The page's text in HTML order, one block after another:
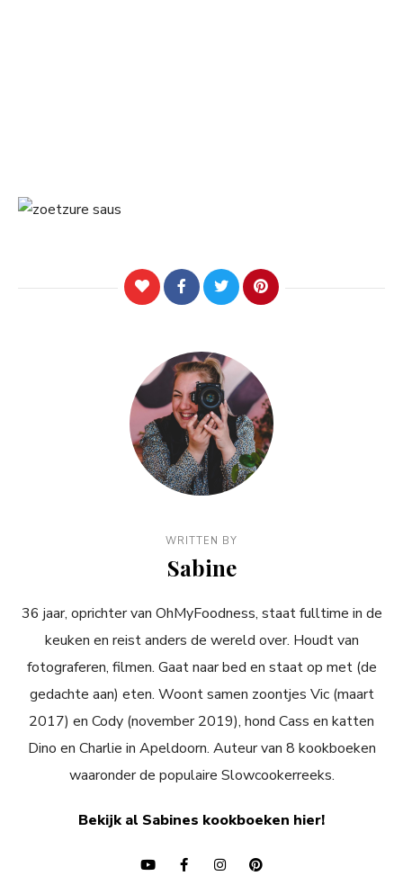
WRITTEN BY
Sabine
36 jaar, oprichter van OhMyFoodness, staat fulltime in de
keuken en reist anders de wereld over. Houdt van
fotograferen, filmen. Gaat naar bed en staat op met (de
gedachte aan) eten. Woont samen zoontjes Vic (maart
2017) en Cody (november 2019), hond Cass en katten
Dino en Charlie in Apeldoorn. Auteur van 8 kookboeken
waaronder de populaire Slowcookerreeks.
Bekijk al Sabines kookboeken hier!